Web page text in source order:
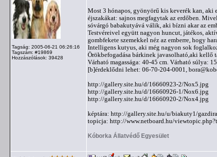
Tagság: 2005-06-21 06:26:16
Tagszám: #19869
Hozzászólások: 39428
Most 3 hónapos, gyönyörű kis keverék kan,
éjszakákat: sajnos megfagytak az erdőben.
sóvárgó babakutyává válik, aki bízni akar az
Testvéreivel együtt nagyon huncut, játékos,
gombfekete szemekkel néz az emberre, hogy
Intelligens kutyus, aki még nagyon sok
Örökbefogadása bárkinek javasolható,aki kellő
Várható magassága: 40-45 cm. Várható súlya:
[b]érdeklődni lehet: 06-70-204-0001,
http://gallery.site.hu/d/16660923-2/Nox5.jpg
http://gallery.site.hu/d/16660926-1/Nox6.jpg
http://gallery.site.hu/d/16660920-2/Nox4.jpg
képtára: http://gallery.site.hu/u/biakuty1/
topicja: http://www.netboard.hu/
Kóborka Állatvédő Egyesület